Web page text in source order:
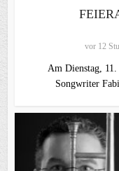
vor 12
Am Dienstag,
Songwriter